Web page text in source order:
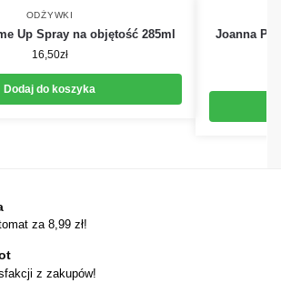
ODŻYWKI
Up Spray na objętość 285ml
16,50zł
Dodaj do koszyka
Joanna
za 8,99 zł!
z zakupów!